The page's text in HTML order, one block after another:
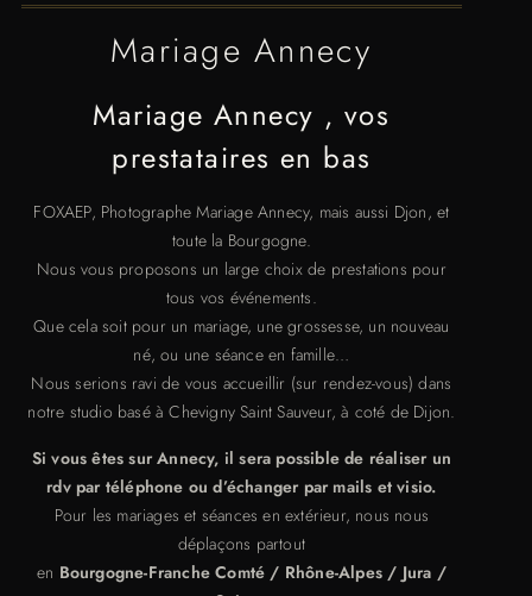
Mariage Annecy
Mariage Annecy , vos
prestataires en bas
FOXAEP, Photographe Mariage Annecy, mais aussi Djon, et
toute la Bourgogne.
Nous vous proposons un large choix de prestations pour
tous vos événements.
Que cela soit pour un mariage, une grossesse, un nouveau
né, ou une séance en famille…
Nous serions ravi de vous accueillir (sur rendez-vous) dans
notre studio basé à Chevigny Saint Sauveur, à coté de Dijon.
Si vous êtes sur Annecy, il sera possible de réaliser un
rdv par téléphone ou d’échanger par mails et visio.
Pour les mariages et séances en extérieur, nous nous
déplaçons partout
en Bourgogne-Franche Comté / Rhône-Alpes / Jura /